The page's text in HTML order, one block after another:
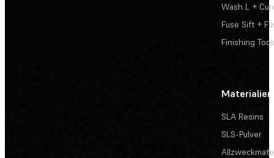
Wash L +
Fuse Sift +
Finishing
Materialien
SLA Resins
SLS-Pulver